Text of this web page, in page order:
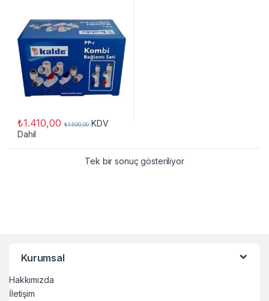
₺1.410,00 ₺1.500,00 KDV
Dahil
Tek bir sonuç gösteriliyor
Kurumsal
Hakkımızda
İletişim